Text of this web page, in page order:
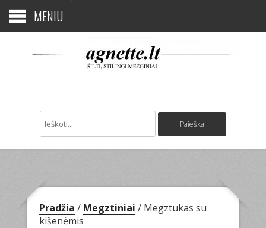
MENIU
Pradžia / Megztiniai / Megztukas su
kišenėmis